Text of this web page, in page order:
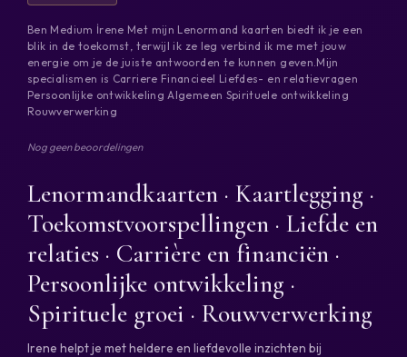
Ben Medium İrene Met mijn Lenormand kaarten biedt ik je een
blik in de toekomst, terwijl ik ze leg verbind ik me met jouw
energie om je de juiste antwoorden te kunnen geven.Mijn
specialismen is Carriere Financieel Liefdes- en relatievragen
Persoonlijke ontwikkeling Algemeen Spirituele ontwikkeling
Rouwverwerking
Nog geen beoordelingen
Lenormandkaarten · Kaartlegging ·
Toekomstvoorspellingen · Liefde en
relaties · Carrière en financiën ·
Persoonlijke ontwikkeling ·
Spirituele groei · Rouwverwerking
Irene helpt je met heldere en liefdevolle inzichten bij